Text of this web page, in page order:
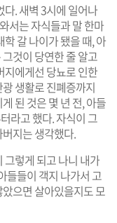
다. 새벽 3시에 일어나
서는 자식들과 말 한마
갈 나이가 됐을 때, 아
것이 당연한 줄 알고
지에게선 당뇨로 인한
생활로 진폐증까지
된 것은 몇 년 전, 아들
라고 했다. 자식이 그
지는 생각했다.
그렇게 되고 나니 내가
들들이 객지 나가서 고
으면 살아있을지도 모